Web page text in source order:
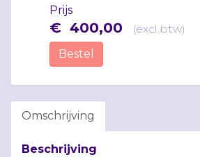
Prijs
€ 400,00 (excl.btw)
Bestel
Omschrijving
Beschrijving